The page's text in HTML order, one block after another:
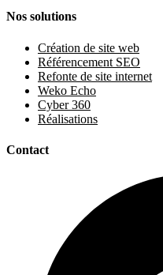
Nos solutions
Création de site web
Référencement SEO
Refonte de site internet
Weko Echo
Cyber 360
Réalisations
Contact